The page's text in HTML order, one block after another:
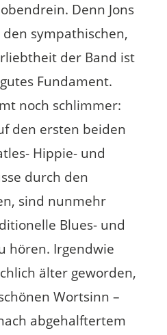
Denn Jons
sympathischen,
der Band ist
Fundament.
noch schlimmer:
den ersten beiden
Hippie- und
durch den
sind nunmehr
Blues- und
hören. Irgendwie
älter geworden,
Wortsinn –
abgehalftertem